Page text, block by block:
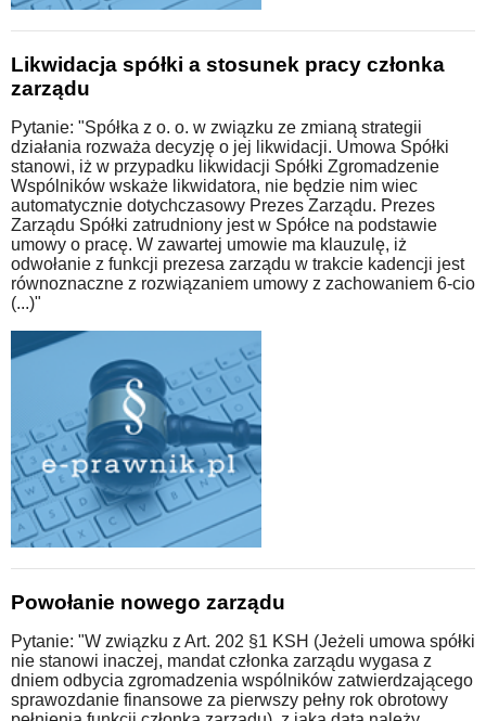
Likwidacja spółki a stosunek pracy członka
zarządu
Pytanie: "Spółka z o. o. w związku ze zmianą strategii
działania rozważa decyzję o jej likwidacji. Umowa Spółki
stanowi, iż w przypadku likwidacji Spółki Zgromadzenie
Wspólników wskaże likwidatora, nie będzie nim wiec
automatycznie dotychczasowy Prezes Zarządu. Prezes
Zarządu Spółki zatrudniony jest w Spółce na podstawie
umowy o pracę. W zawartej umowie ma klauzulę, iż
odwołanie z funkcji prezesa zarządu w trakcie kadencji jest
równoznaczne z rozwiązaniem umowy z zachowaniem 6-cio
(...)"
Powołanie nowego zarządu
Pytanie: "W związku z Art. 202 §1 KSH (Jeżeli umowa spółki
nie stanowi inaczej, mandat członka zarządu wygasa z
dniem odbycia zgromadzenia wspólników zatwierdzającego
sprawozdanie finansowe za pierwszy pełny rok obrotowy